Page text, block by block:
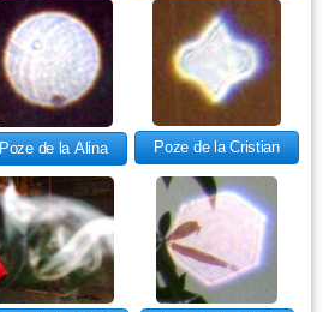
Poze de la Alina Poze de la Cristian